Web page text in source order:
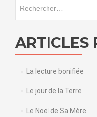
ARTICLES
La lecture bonifiée
Le jour de la Terre
Le Noël de Sa Mère